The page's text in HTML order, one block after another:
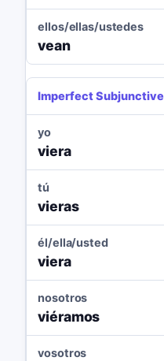
ellos/ellas/ustedes
vean
Imperfect Subjunctive
yo
viera
tú
vieras
él/ella/usted
viera
nosotros
viéramos
vosotros